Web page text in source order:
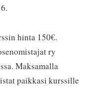
hinta 150€.
ry
Maksamalla
paikkasi kurssille